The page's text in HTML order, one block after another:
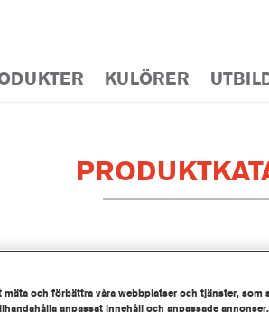
KULÖRER
5.00 LI
och förbättra våra webbplatser och tjänster, som
anpassat innehåll och anpassade